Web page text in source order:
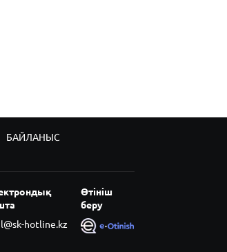
БАЙЛАНЫС
hotline.kz
Өтініш
беру